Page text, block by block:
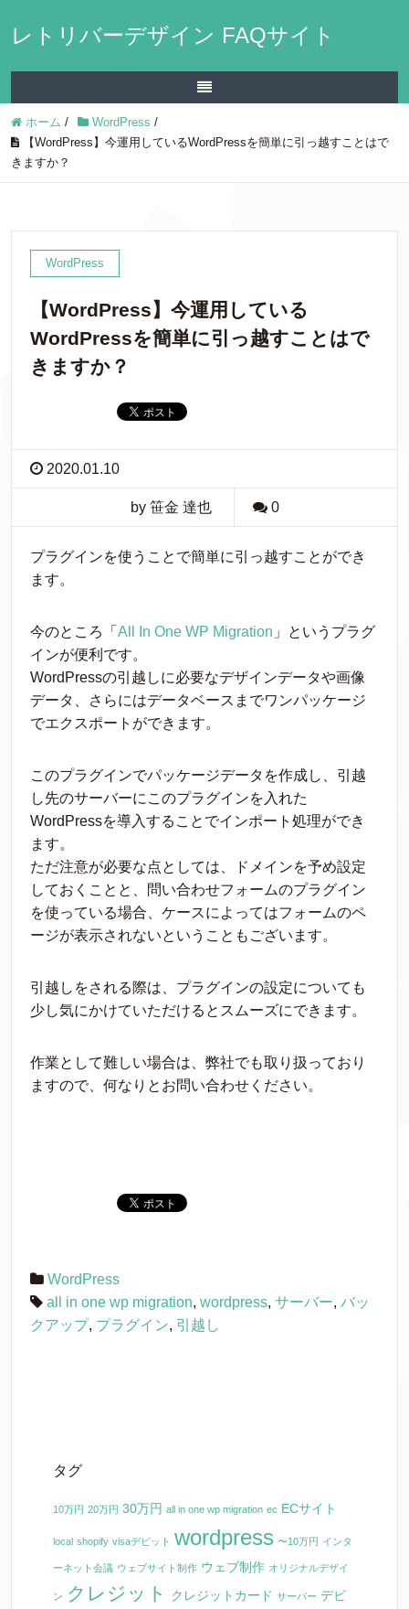
レトリバーデザイン FAQサイト
ホーム / WordPress /
【WordPress】今運用しているWordPressを簡単に引っ越すことはで
きますか？
WordPress
【WordPress】今運用している
WordPressを簡単に引っ越すことはで
きますか？
2020.01.10
by 笹金 達也 0
プラグインを使うことで簡単に引っ越すことができ
ます。
今のところ「 All In One WP Migration 」というプラグ
インが便利です。
WordPressの引越しに必要なデザインデータや画像
データ、さらにはデータベースまでワンパッケージ
でエクスポートができます。
このプラグインでパッケージデータを作成し、引越
し先のサーバーにこのプラグインを入れた
WordPressを導入することでインポート処理ができ
ます。
ただ注意が必要な点としては、ドメインを予め設定
しておくことと、問い合わせフォームのプラグイン
を使っている場合、ケースによってはフォームのペ
ージが表示されないということもございます。
引越しをされる際は、プラグインの設定についても
少し気にかけていただけるとスムーズにできます。
作業として難しい場合は、弊社でも取り扱っており
ますので、何なりとお問い合わせください。
WordPress
all in one wp migration, wordpress, サーバー, バッ
クアップ, プラグイン, 引越し
タグ
10万円 20万円 30万円 all in one wp migration ec ECサイト
local shopify visaデビット wordpress 〜10万円 インタ
ーネット会議 ウェブサイト制作 ウェブ制作 オリジナルデザイ
ン クレジット クレジットカード サーバー デビ